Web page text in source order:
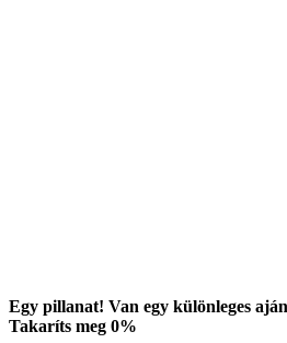
Egy pillanat! Van egy különleges
Takaríts meg 0%